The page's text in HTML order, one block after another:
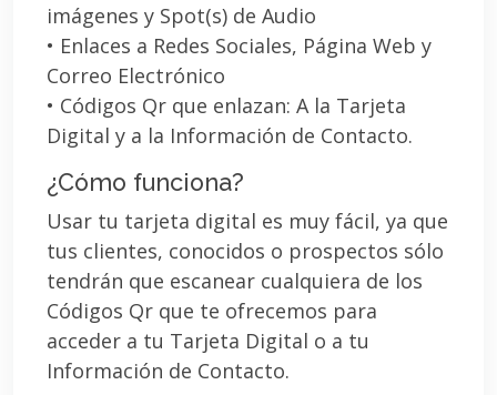
imágenes y Spot(s) de Audio
• Enlaces a Redes Sociales, Página Web y
Correo Electrónico
• Códigos Qr que enlazan: A la Tarjeta
Digital y a la Información de Contacto.
¿Cómo funciona?
Usar tu tarjeta digital es muy fácil, ya que
tus clientes, conocidos o prospectos sólo
tendrán que escanear cualquiera de los
Códigos Qr que te ofrecemos para
acceder a tu Tarjeta Digital o a tu
Información de Contacto.